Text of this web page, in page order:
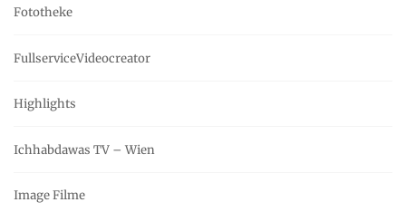
Fototheke
FullserviceVideocreator
Highlights
Ichhabdawas TV – Wien
Image Filme